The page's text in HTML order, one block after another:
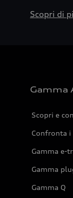
Scopri di
Gamma
Scopri e
Confronta
Gamma e-
Gamma
Gamma Q